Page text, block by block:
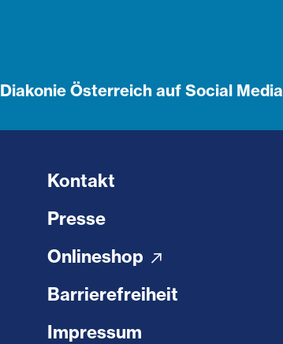
Diakonie Österreich auf Social Media
Kontakt
Presse
Onlineshop
Barrierefreiheit
Impressum